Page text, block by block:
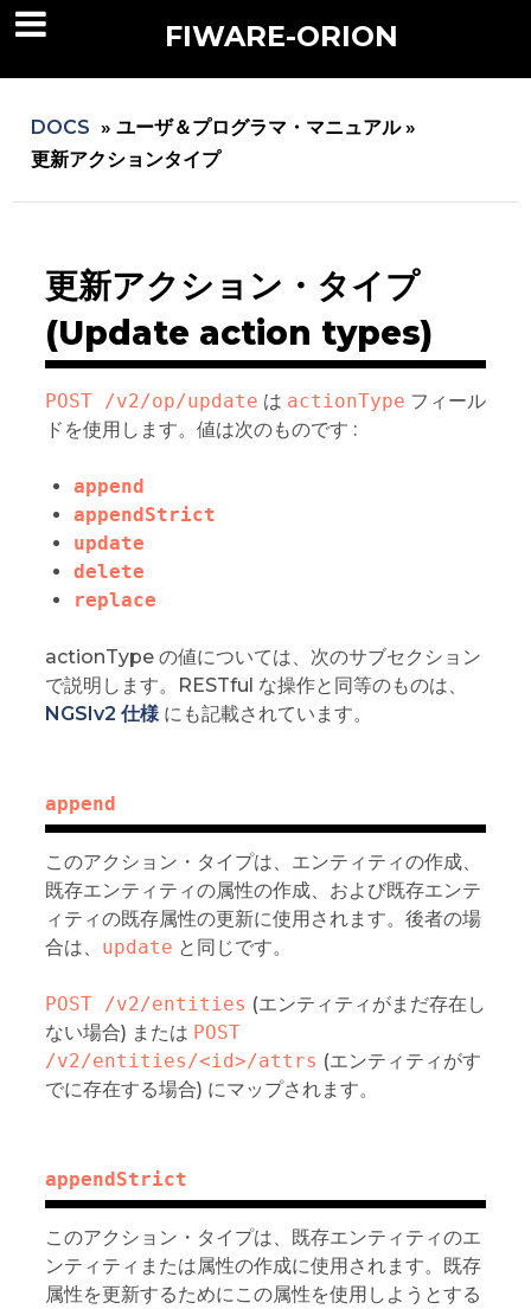
FIWARE-ORION
DOCS » ユーザ＆プログラマ・マニュアル »
更新アクションタイプ
更新アクション・タイプ
(Update action types)
POST /v2/op/update は actionType フィール
ドを使用します。値は次のものです :
append
appendStrict
update
delete
replace
actionType の値については、次のサブセクション
で説明します。RESTful な操作と同等のものは、
NGSIv2 仕様にも記載されています。
append
このアクション・タイプは、エンティティの作成、
既存エンティティの属性の作成、および既存エンテ
ィティの既存属性の更新に使用されます。後者の場
合は、 update と同じです。
POST /v2/entities (エンティティがまだ存在し
ない場合) または POST
/v2/entities/<id>/attrs (エンティティがす
でに存在する場合) にマップされます。
appendStrict
このアクション・タイプは、既存エンティティのエ
ンティティまたは属性の作成に使用されます。既存
属性を更新するためにこの属性を使用しようとする